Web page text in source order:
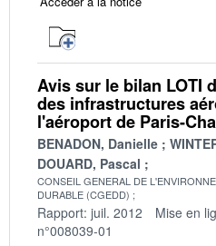
Avis sur le bilan LOTI
des infrastructures
l'aéroport de Paris-
BENADON, Danielle
DOUARD, Pascal
CONSEIL GENERAL DE
DURABLE (CGEDD)
Rapport: juil. 2012 Mise en
n°008039-01